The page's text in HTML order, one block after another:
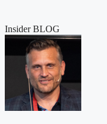
Insider BLOG